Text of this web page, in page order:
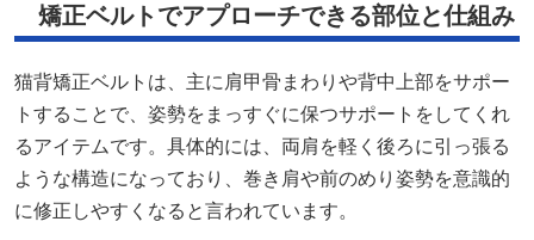
矯正ベルトでアプローチできる部位と仕組み
猫背矯正ベルトは、主に肩甲骨まわりや背中上部をサポー
トすることで、姿勢をまっすぐに保つサポートをしてくれ
るアイテムです。具体的には、両肩を軽く後ろに引っ張る
ような構造になっており、巻き肩や前のめり姿勢を意識的
に修正しやすくなると言われています。